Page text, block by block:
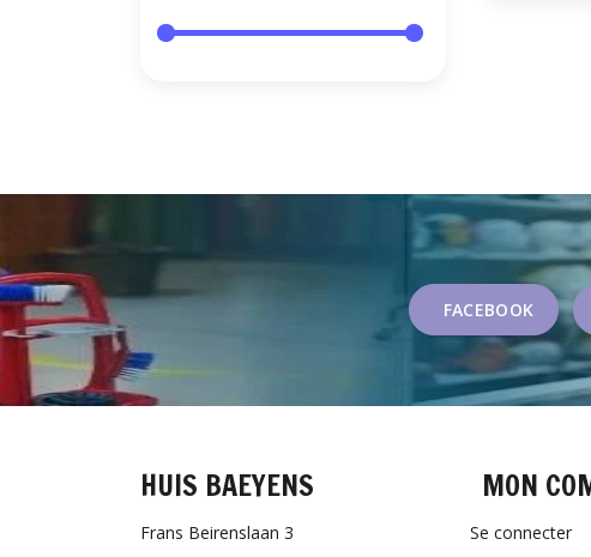
FACEBOOK
HUIS BAEYENS
Frans Beirenslaan 3
MON
Se connecter